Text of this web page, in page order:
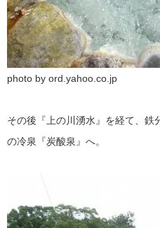
photo by ord.yahoo.co.jp
その後『上の川湧水』を経て、鉄
の冷泉『炭酸泉』へ。